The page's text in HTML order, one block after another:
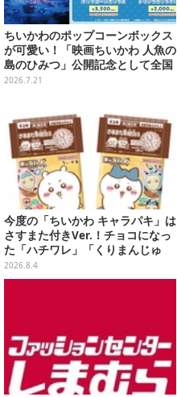
ちいかわのポップコーンボックス
が可愛い！「映画ちいかわ 人魚の
島のひみつ」公開記念として全国
劇場で販売決定、セイレーンドリ
2026.7.21
今度の「ちいかわ キャラパキ」は
さすまた付きVer.！チョコになっ
た「ハチワレ」「くりまんじゅ
う」たちも可愛い全8種
2026.8.4